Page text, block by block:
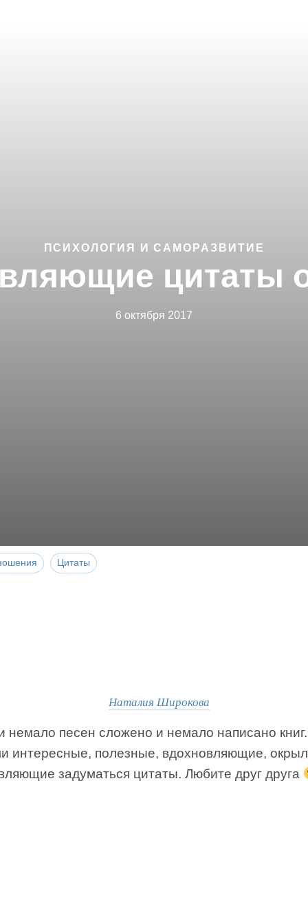
ПСИХОЛОГИЯ И САМОРАЗВИТИЕ
цитаты
6 октября 2017
Цитаты
Наталия Широкова
немало песен сложено и немало написано книг.
интересные, полезные, вдохновляющие,
задуматься цитаты. Любите друг друга